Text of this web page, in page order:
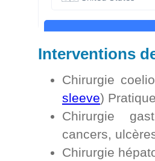
Interventions
Chirurgie
sleeve)
Chirurgie
cancers,
Chirurgie